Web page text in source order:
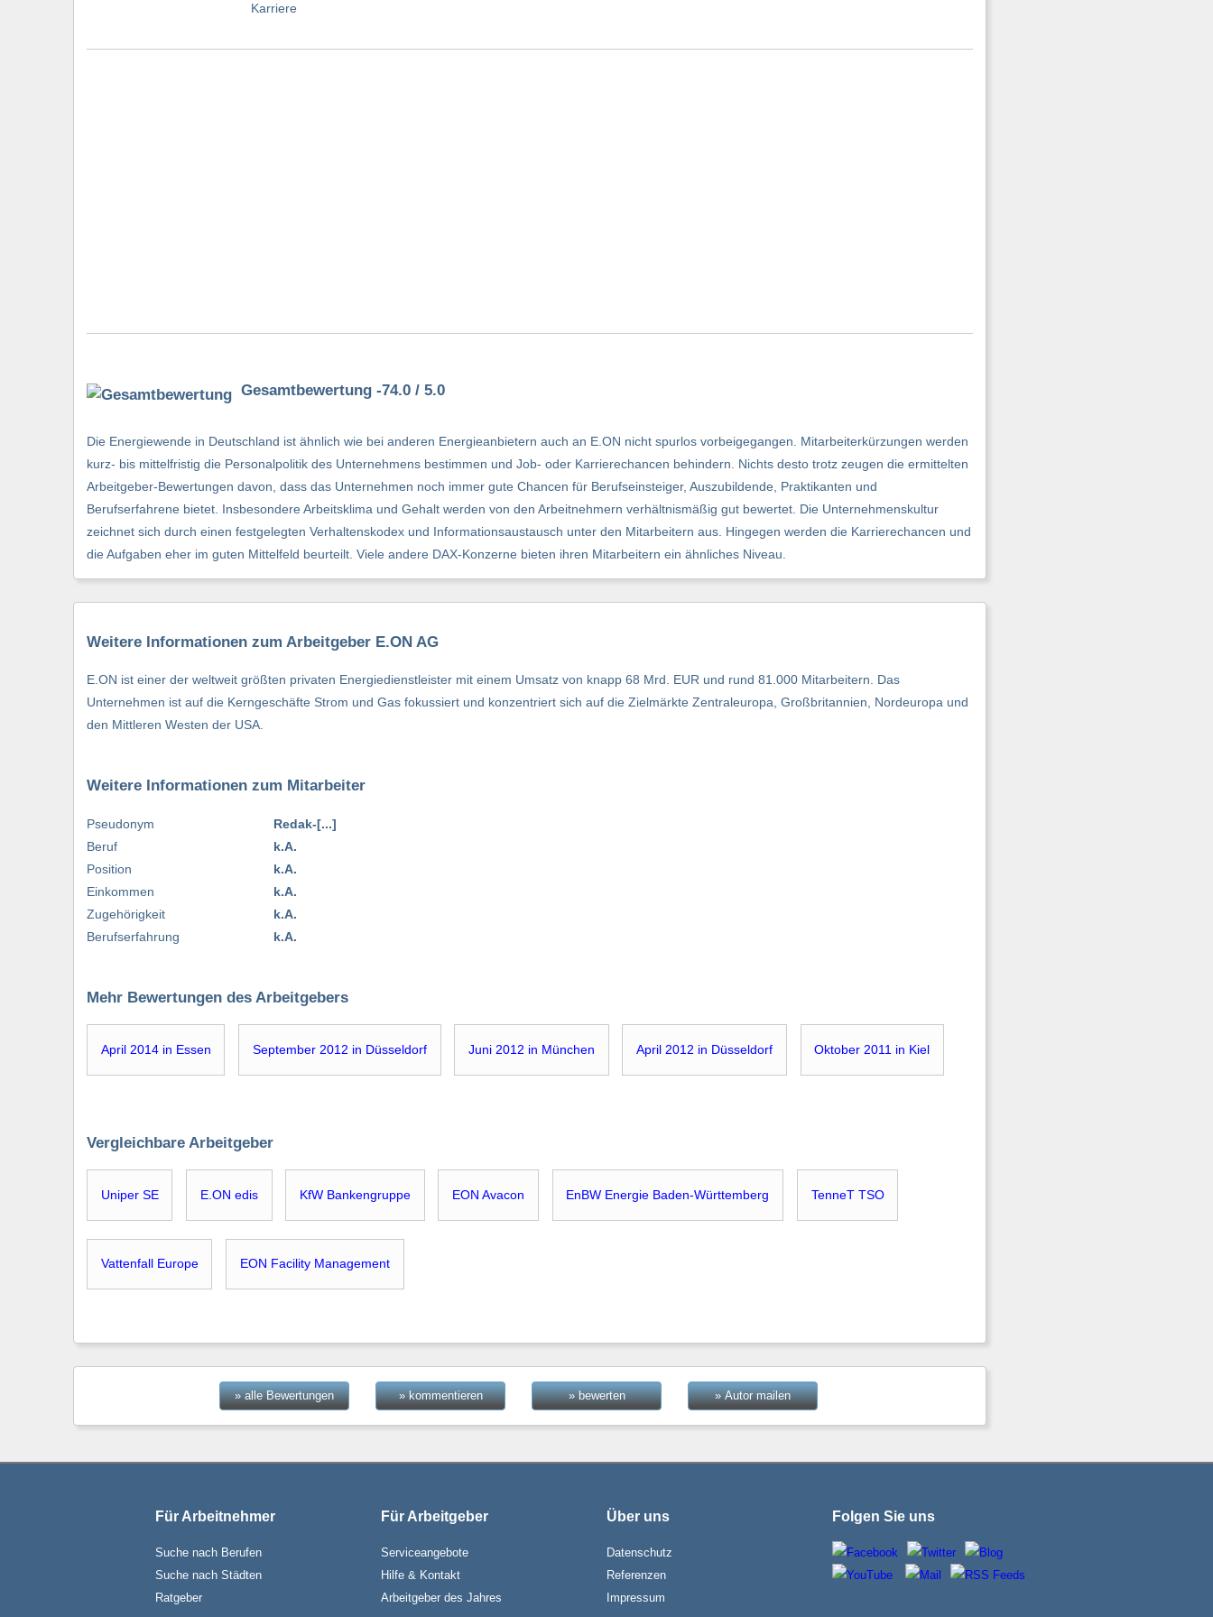
Gesamtbewertung -74.0 / 5.0
Die Energiewende in Deutschland ist ähnlich wie bei anderen Energieanbietern auch an E.ON nicht spurlos vorbeigegangen. Mitarbeiterkürzungen werden
kurz- bis mittelfristig die Personalpolitik des Unternehmens bestimmen und Job- oder Karrierechancen behindern. Nichts desto trotz zeugen die ermittelten
Arbeitgeber-Bewertungen davon, dass das Unternehmen noch immer gute Chancen für Berufseinsteiger, Auszubildende, Praktikanten und
Berufserfahrene bietet. Insbesondere Arbeitsklima und Gehalt werden von den Arbeitnehmern verhältnismäßig gut bewertet. Die Unternehmenskultur
zeichnet sich durch einen festgelegten Verhaltenskodex und Informationsaustausch unter den Mitarbeitern aus. Hingegen werden die Karrierechancen und
die Aufgaben eher im guten Mittelfeld beurteilt. Viele andere DAX-Konzerne bieten ihren Mitarbeitern ein ähnliches Niveau.
Weitere Informationen zum Arbeitgeber E.ON AG
E.ON ist einer der weltweit größten privaten Energiedienstleister mit einem Umsatz von knapp 68 Mrd. EUR und rund 81.000 Mitarbeitern. Das
Unternehmen ist auf die Kerngeschäfte Strom und Gas fokussiert und konzentriert sich auf die Zielmärkte Zentraleuropa, Großbritannien, Nordeuropa und
den Mittleren Westen der USA.
Weitere Informationen zum Mitarbeiter
Pseudonym
Beruf
Position
Einkommen
Zugehörigkeit
Berufserfahrung
Redak-[...]
k.A.
k.A.
k.A.
k.A.
k.A.
Mehr Bewertungen des Arbeitgebers
April 2014 in Essen September 2012 in Düsseldorf Juni 2012 in München April 2012 in Düsseldorf Oktober 2011 in Kiel
Vergleichbare Arbeitgeber
Uniper SE E.ON edis KfW Bankengruppe EON Avacon EnBW Energie Baden-Württemberg TenneT TSO
Vattenfall Europe EON Facility Management
» alle Bewertungen » kommentieren » bewerten » Autor mailen
Für Arbeitnehmer
Suche nach Berufen
Suche nach Städten
Ratgeber
Für Arbeitgeber
Serviceangebote
Hilfe & Kontakt
Arbeitgeber des Jahres
Über uns
Datenschutz
Referenzen
Impressum
Folgen Sie uns